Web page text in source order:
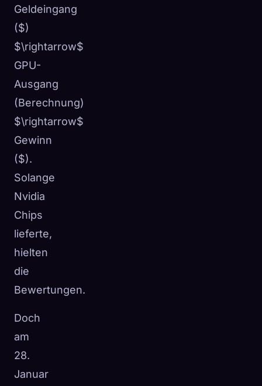
Geldeingang
($)
$\rightarrow$
GPU-
Ausgang
(Berechnung)
$\rightarrow$
Gewinn
($).
Solange
Nvidia
Chips
lieferte,
hielten
die
Bewertungen.
Doch
am
28.
Januar